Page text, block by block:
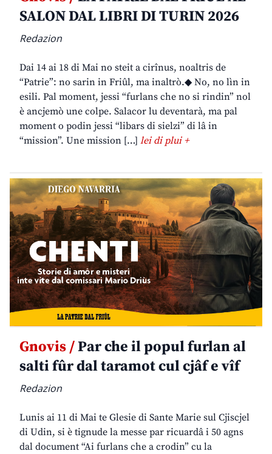
SALON DAL LIBRI DI TURIN 2026
Redazion
Dai 14 ai 18 di Mai no steit a cirînus, noaltris de
“Patrie”: no sarin in Friûl, ma inaltrò.◆ No, no lìn in
esili. Pal moment, jessi “furlans che no si rindin” nol
è ancjemò une colpe. Salacor lu deventarà, ma pal
moment o podin jessi “libars di sielzi” di lâ in
“mission”. Une mission […] lei di plui +
Gnovis /Par che il popul furlan al
salti fûr dal taramot cul cjâf e vîf
Redazion
Lunis ai 11 di Mai te Glesie di Sante Marie sul Cjiscjel
di Udin, si è tignude la messe par ricuardâ i 50 agns
dal document “Ai furlans che a crodin” cu la